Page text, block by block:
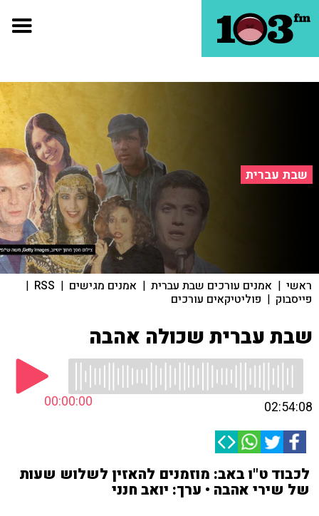
שבת עברית
ראשי | אמנים עורכים שבת עברית | אמנים מגישים |
RSS
|
פייסבוק | פוליטיקאים עורכים
שבת עברית שכולה אהבה
00:00:00 02:54:08
לכבוד ט"ו באב: מוזמנים להאזין לשלוש שעות
של שירי אהבה • ערך: יואב חנני